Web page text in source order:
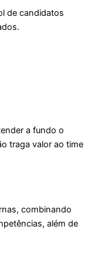
de candidatos
a fundo o
traga valor ao time
combinando
além de